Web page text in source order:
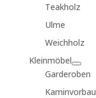
Teakholz
Ulme
Weichholz
Kleinmöbel
Garderoben
Kaminvorbau